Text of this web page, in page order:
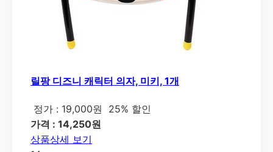
릴팡 디즈니 캐릭터 의자, 미키, 1개
정가 : 19,000원
25% 할인
가격 : 14,250원
상품상세 보기